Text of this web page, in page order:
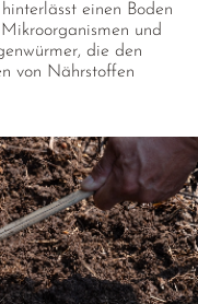
einen Boden
und
die den
von Nährstoffen